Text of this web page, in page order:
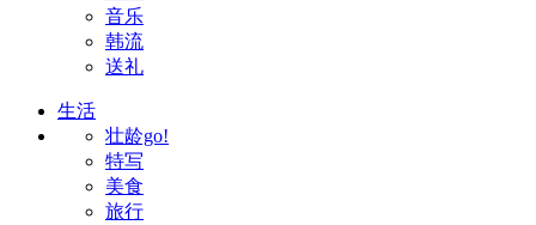
音乐
韩流
送礼
生活
壮龄go!
特写
美食
旅行